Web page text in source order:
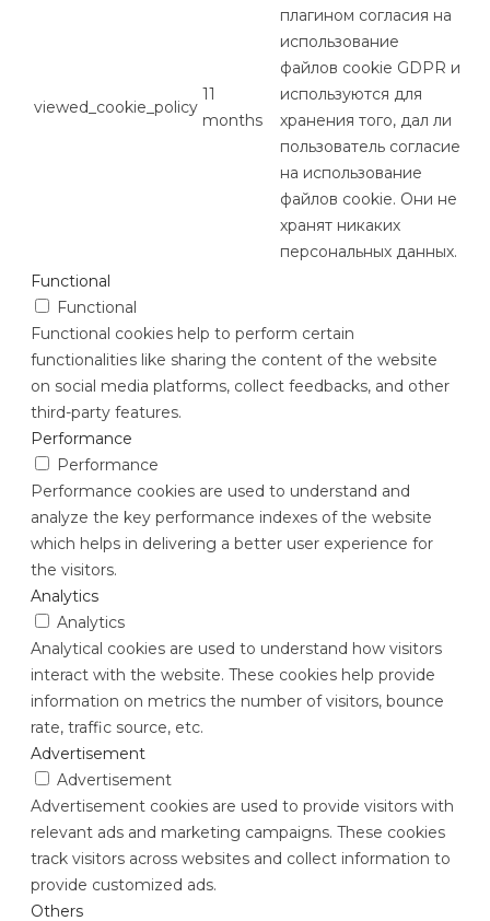
viewed_cookie_policy
11
months
плагином согласия на
использование
файлов cookie GDPR и
используются для
хранения того, дал ли
пользователь согласие
на использование
файлов cookie. Они не
хранят никаких
персональных данных.
Functional
Functional
Functional cookies help to perform certain
functionalities like sharing the content of the website
on social media platforms, collect feedbacks, and other
third-party features.
Performance
Performance
Performance cookies are used to understand and
analyze the key performance indexes of the website
which helps in delivering a better user experience for
the visitors.
Analytics
Analytics
Analytical cookies are used to understand how visitors
interact with the website. These cookies help provide
information on metrics the number of visitors, bounce
rate, traffic source, etc.
Advertisement
Advertisement
Advertisement cookies are used to provide visitors with
relevant ads and marketing campaigns. These cookies
track visitors across websites and collect information to
provide customized ads.
Others